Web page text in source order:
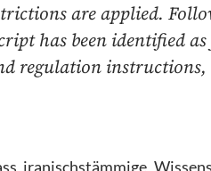
are applied.
has been identified
regulation
iranischstämmige